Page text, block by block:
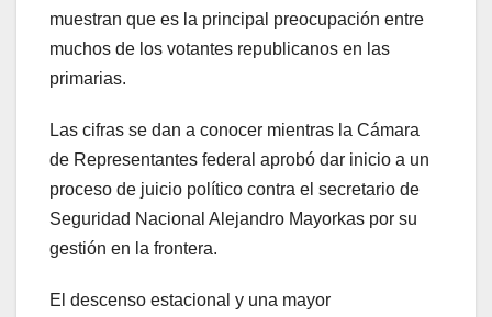
muestran que es la principal preocupación entre
muchos de los votantes republicanos en las
primarias.
Las cifras se dan a conocer mientras la Cámara
de Representantes federal aprobó dar inicio a un
proceso de juicio político contra el secretario de
Seguridad Nacional Alejandro Mayorkas por su
gestión en la frontera.
El descenso estacional y una mayor